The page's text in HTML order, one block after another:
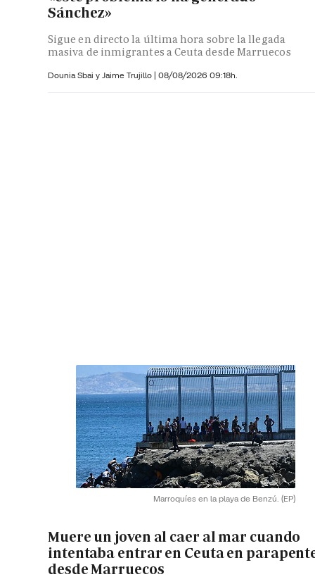
Sánchez»
Sigue en directo la última hora sobre la llegada
masiva de inmigrantes a Ceuta desde Marruecos
Dounia Sbai y Jaime Trujillo | 08/08/2026 09:18h.
Marroquíes en la playa de Benzú. (EP)
Muere un joven al caer al mar cuando
intentaba entrar en Ceuta en
desde Marruecos